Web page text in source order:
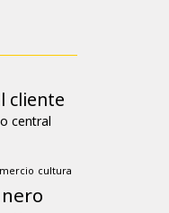
cliente
central
cultura